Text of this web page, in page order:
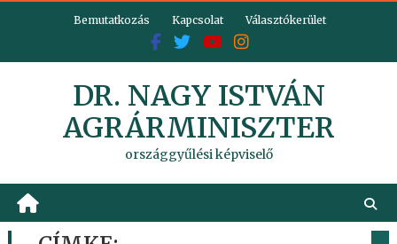
Bemutatkozás Kapcsolat Választókerület
DR. NAGY ISTVÁN
AGRÁRMINISZTER
országgyűlési képviselő